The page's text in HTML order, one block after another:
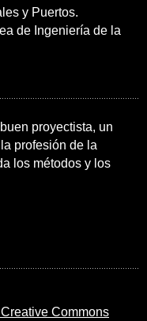
y Puertos.
de Ingeniería de la
proyectista, un
profesión de la
los métodos y los
Commons